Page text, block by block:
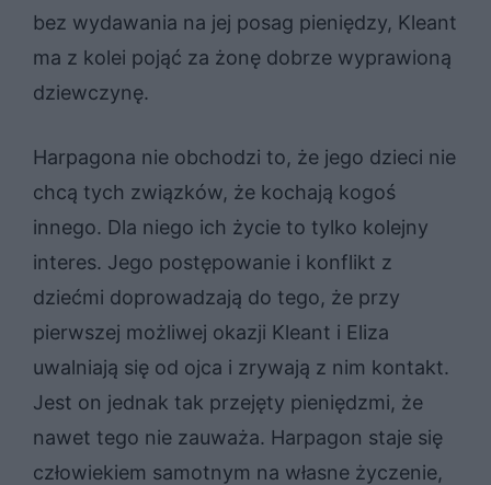
bez wydawania na jej posag pieniędzy, Kleant
ma z kolei pojąć za żonę dobrze wyprawioną
dziewczynę.
Harpagona nie obchodzi to, że jego dzieci nie
chcą tych związków, że kochają kogoś
innego. Dla niego ich życie to tylko kolejny
interes. Jego postępowanie i konflikt z
dziećmi doprowadzają do tego, że przy
pierwszej możliwej okazji Kleant i Eliza
uwalniają się od ojca i zrywają z nim kontakt.
Jest on jednak tak przejęty pieniędzmi, że
nawet tego nie zauważa. Harpagon staje się
człowiekiem samotnym na własne życzenie,